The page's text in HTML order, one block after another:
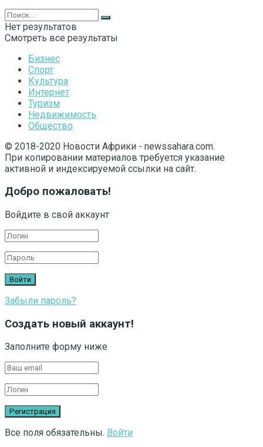
Нет результатов
Смотреть все результаты
Бизнес
Спорт
Культура
Интернет
Туризм
Недвижимость
Общество
© 2018-2020 Новости Африки - newssahara.com.
При копировании материалов требуется указание
активной и индексируемой ссылки на сайт.
Добро пожаловать!
Войдите в свой аккаунт
Забыли пароль?
Создать новый аккаунт!
Заполните форму ниже
Все поля обязательны. Войти